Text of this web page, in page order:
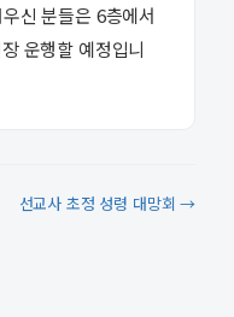
신 분들은 6층에서
운행할 예정입니
선교사 초정 성령 대망회 →